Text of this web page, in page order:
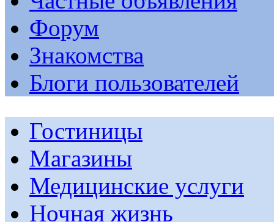
Форум
Знакомства
Блоги пользователей
Гостиницы
Магазины
Медицинские услуги
Ночная жизнь